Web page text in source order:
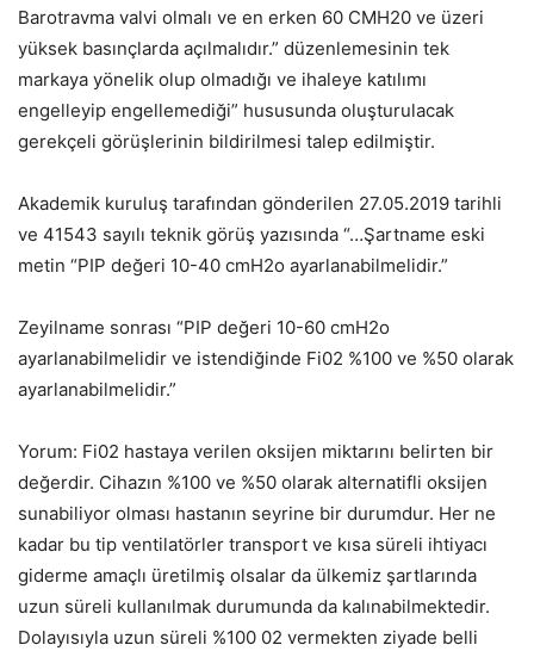
Barotravma valvi olmalı ve en erken 60 CMH20 ve üzeri
yüksek basınçlarda açılmalıdır.” düzenlemesinin tek
markaya yönelik olup olmadığı ve ihaleye katılımı
engelleyip engellemediği” hususunda oluşturulacak
gerekçeli görüşlerinin bildirilmesi talep edilmiştir.
Akademik kuruluş tarafından gönderilen 27.05.2019 tarihli
ve 41543 sayılı teknik görüş yazısında “…Şartname eski
metin “PIP değeri 10-40 cmH2o ayarlanabilmelidir.”
Zeyilname sonrası “PIP değeri 10-60 cmH2o
ayarlanabilmelidir ve istendiğinde Fi02 %100 ve %50 olarak
ayarlanabilmelidir.”
Yorum: Fi02 hastaya verilen oksijen miktarını belirten bir
değerdir. Cihazın %100 ve %50 olarak alternatifli oksijen
sunabiliyor olması hastanın seyrine bir durumdur. Her ne
kadar bu tip ventilatörler transport ve kısa süreli ihtiyacı
giderme amaçlı üretilmiş olsalar da ülkemiz şartlarında
uzun süreli kullanılmak durumunda da kalınabilmektedir.
Dolayısıyla uzun süreli %100 02 vermekten ziyade belli